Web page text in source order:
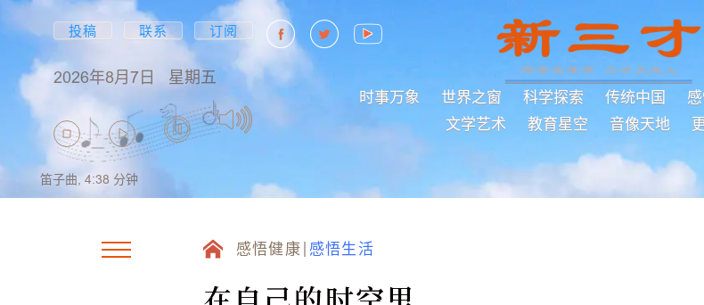
投稿 联系 订阅
2026年8月7日 星期五
时事万象 世界之窗 科学探索 传统中国
文学艺术
教育星空 音像天地
笛子曲, 4:38 分钟
感悟健康 感悟生活